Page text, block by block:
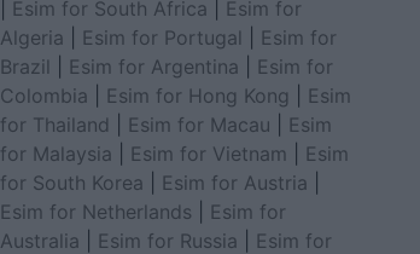
Esim for South Africa
Esim for
Algeria
Esim for Portugal
Esim for
Brazil
Esim for Argentina
Esim for
Colombia
Esim for Hong Kong
Esim
for Thailand
Esim for Macau
Esim
for Malaysia
Esim for Vietnam
Esim
for South Korea
Esim for Austria
Esim for Netherlands
Esim for
Australia
Esim for Russia
Esim for